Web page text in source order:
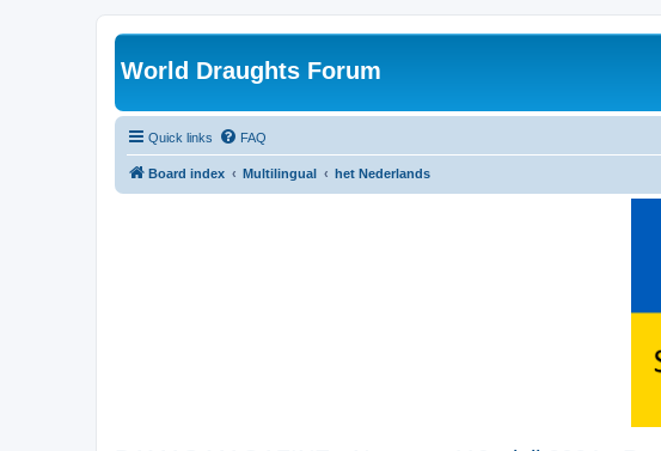
World Draughts Forum
Quick links FAQ
Board index Multilingual het Nederlands